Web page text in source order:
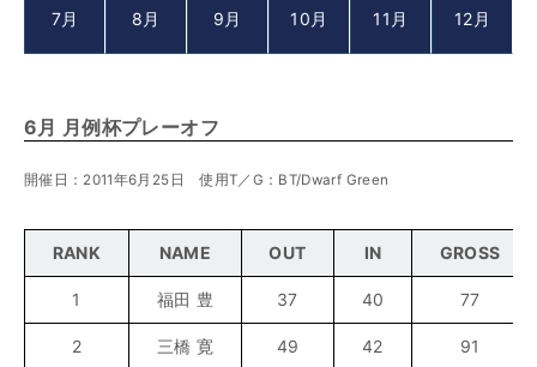
7月 8月 9月 10月 11月 12月
6月 月例杯プレーオフ
開催日：2011年6月25日 使用T／G：BT/Dwarf Green
RANK NAME OUT IN GROSS
1 福田 豊 37 40 77
2 三橋 寛 49 42 91